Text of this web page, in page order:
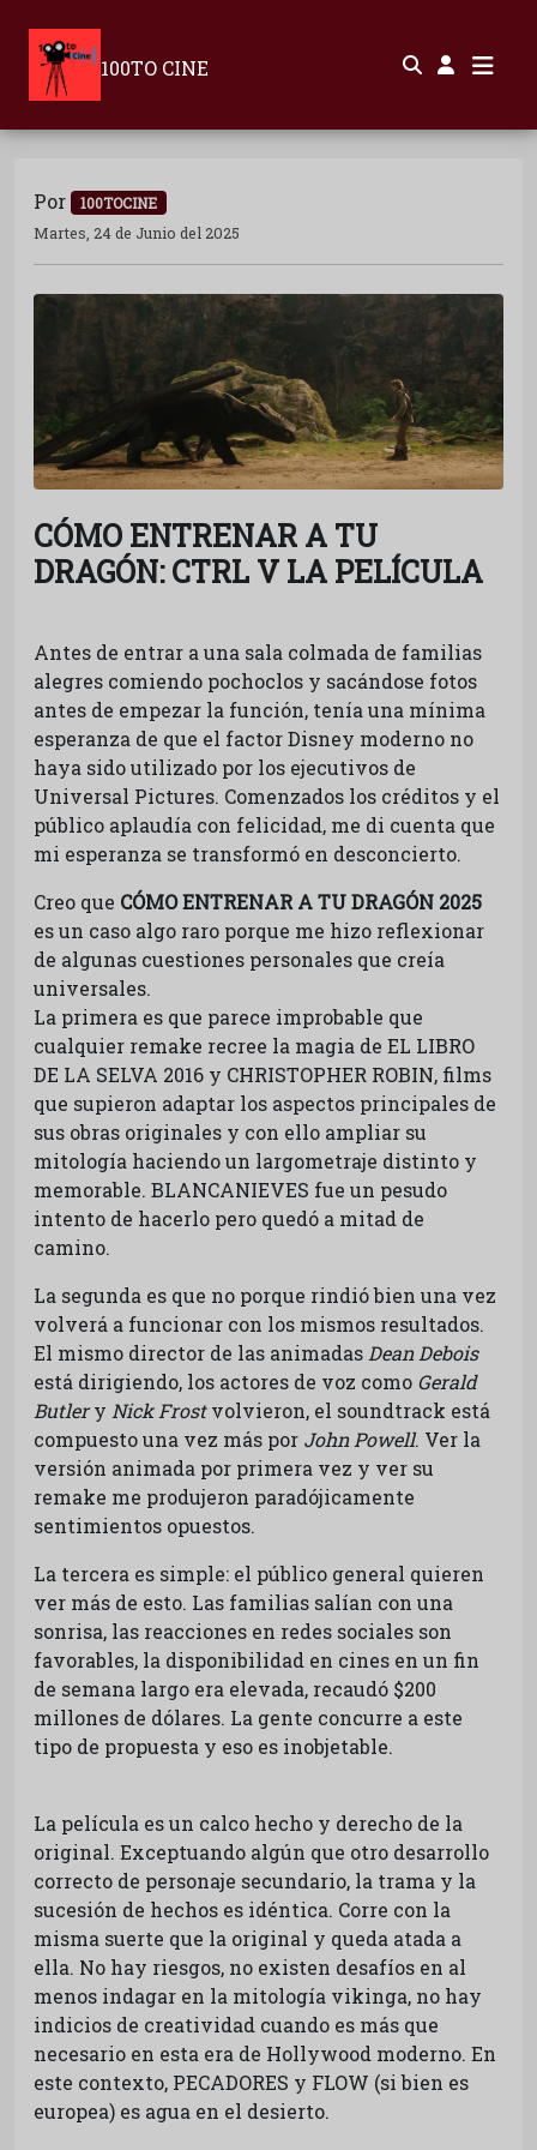
100TO CINE
Por
100TOCINE
Martes, 24 de Junio del 2025
CÓMO ENTRENAR A TU
DRAGÓN: CTRL V LA PELÍCULA
Antes de entrar a una sala colmada de familias
alegres comiendo pochoclos y sacándose fotos
antes de empezar la función, tenía una mínima
esperanza de que el factor Disney moderno no
haya sido utilizado por los ejecutivos de
Universal Pictures. Comenzados los créditos y el
público aplaudía con felicidad, me di cuenta que
mi esperanza se transformó en desconcierto.
Creo que CÓMO ENTRENAR A TU DRAGÓN 2025
es un caso algo raro porque me hizo reflexionar
de algunas cuestiones personales que creía
universales.
La primera es que parece improbable que
cualquier remake recree la magia de EL LIBRO
DE LA SELVA 2016 y CHRISTOPHER ROBIN, films
que supieron adaptar los aspectos principales de
sus obras originales y con ello ampliar su
mitología haciendo un largometraje distinto y
memorable. BLANCANIEVES fue un pesudo
intento de hacerlo pero quedó a mitad de
camino.
La segunda es que no porque rindió bien una vez
volverá a funcionar con los mismos resultados.
El mismo director de las animadasDean Debois
está dirigiendo, los actores de voz como Gerald
Butlery Nick Frostvolvieron, el soundtrack está
compuesto una vez más por John Powell. Ver la
versión animada por primera vez y ver su
remake me produjeron paradójicamente
sentimientos opuestos.
La tercera es simple: el público general quieren
ver más de esto. Las familias salían con una
sonrisa, las reacciones en redes sociales son
favorables, la disponibilidad en cines en un fin
de semana largo era elevada, recaudó $200
millones de dólares. La gente concurre a este
tipo de propuesta y eso es inobjetable.
La película es un calco hecho y derecho de la
original. Exceptuando algún que otro desarrollo
correcto de personaje secundario, la trama y la
sucesión de hechos es idéntica. Corre con la
misma suerte que la original y queda atada a
ella. No hay riesgos, no existen desafíos en al
menos indagar en la mitología vikinga, no hay
indicios de creatividad cuando es más que
necesario en esta era de Hollywood moderno. En
este contexto, PECADORES y FLOW (si bien es
europea) es agua en el desierto.